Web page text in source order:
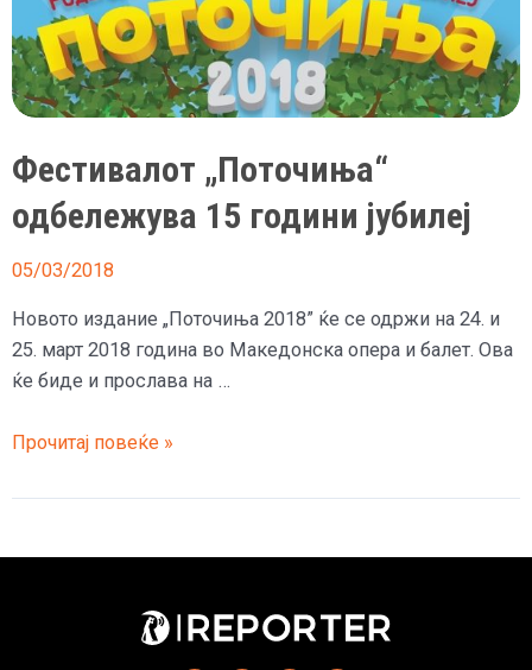
30
декември
во
опера
и
балет“
Фестивалот „Поточиња“
одбележува 15 години јубилеј
05/03/2018
Новото издание „Поточиња 2018” ќе се одржи на 24. и
25. март 2018 година во Македонска опера и балет. Ова
ќе биде и прослава на …
Фестивалот
одбележува
години
Прочитај повеќе »